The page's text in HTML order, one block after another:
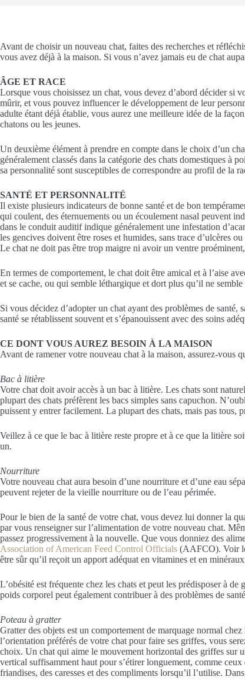
Avant de choisir un nouveau chat, faites des recherches et
vous avez déjà à la maison. Si vous n’avez jamais eu de chat
ÂGE ET RACE
Lorsque vous choisissez un chat, vous devez d’abord décider si
mûrir, et vous pouvez influencer le développement de leur
adulte étant déjà établie, vous aurez une meilleure idée de la
chatons ou les jeunes.
Un deuxième élément à prendre en compte dans le choix d’un
généralement classés dans la catégorie des chats domestiques à
sa personnalité sont susceptibles de correspondre au profil de la
SANTÉ ET PERSONNALITÉ
Il existe plusieurs indicateurs de bonne santé et de bon
qui coulent, des éternuements ou un écoulement nasal peuvent
dans le conduit auditif indique généralement une infestation
les gencives doivent être roses et humides, sans trace d’ulcères
Le chat ne doit pas être trop maigre ni avoir un ventre
En termes de comportement, le chat doit être amical et à l’aise
et se cache, ou qui semble léthargique et dort plus qu’il ne
Si vous décidez d’adopter un chat ayant des problèmes de
santé se rétablissent souvent et s’épanouissent avec des soins
CE DONT VOUS AUREZ BESOIN À LA MAISON
Avant de ramener votre nouveau chat à la maison, assurez-vous
Bac à litière
Votre chat doit avoir accès à un bac à litière. Les chats sont
plupart des chats préfèrent les bacs simples sans capuchon.
puissent y entrer facilement. La plupart des chats, mais pas tous,
Veillez à ce que le bac à litière reste propre et à ce que la litière
un.
Nourriture
Votre nouveau chat aura besoin d’une nourriture et d’une eau
peuvent rejeter de la vieille nourriture ou de l’eau périmée.
Pour le bien de la santé de votre chat, vous devez lui donner la
par vous renseigner sur l’alimentation de votre nouveau chat.
passez progressivement à la nouvelle. Que vous donniez des
Association of American Feed Control Officials (AAFCO). Voir
être sûr qu’il reçoit un apport adéquat en vitamines et en
L’obésité est fréquente chez les chats et peut les prédisposer à
poids corporel peut également contribuer à des problèmes de
Poteau à gratter
Gratter des objets est un comportement de marquage normal
l’orientation préférés de votre chat pour faire ses griffes, vous
choix. Un chat qui aime le mouvement horizontal des griffes sur
vertical suffisamment haut pour s’étirer longuement, comme
friandises, des caresses et des compliments lorsqu’il l’utilise.